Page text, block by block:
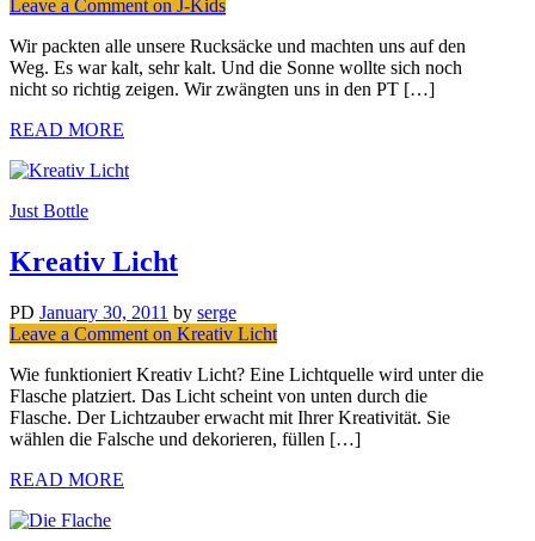
Leave a Comment on J-Kids
Wir packten alle unsere Rucksäcke und machten uns auf den
Weg. Es war kalt, sehr kalt. Und die Sonne wollte sich noch
nicht so richtig zeigen. Wir zwängten uns in den PT […]
READ MORE
Just Bottle
Kreativ Licht
PD January 30, 2011 by serge
Leave a Comment on Kreativ Licht
Wie funktioniert Kreativ Licht? Eine Lichtquelle wird unter die
Flasche platziert. Das Licht scheint von unten durch die
Flasche. Der Lichtzauber erwacht mit Ihrer Kreativität. Sie
wählen die Falsche und dekorieren, füllen […]
READ MORE